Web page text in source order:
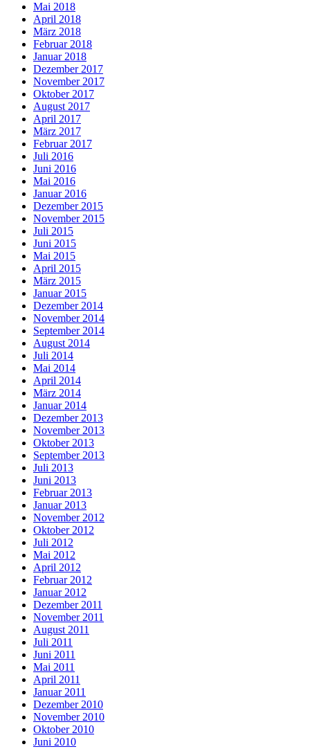
Mai 2018
April 2018
März 2018
Februar 2018
Januar 2018
Dezember 2017
November 2017
Oktober 2017
August 2017
April 2017
März 2017
Februar 2017
Juli 2016
Juni 2016
Mai 2016
Januar 2016
Dezember 2015
November 2015
Juli 2015
Juni 2015
Mai 2015
April 2015
März 2015
Januar 2015
Dezember 2014
November 2014
September 2014
August 2014
Juli 2014
Mai 2014
April 2014
März 2014
Januar 2014
Dezember 2013
November 2013
Oktober 2013
September 2013
Juli 2013
Juni 2013
Februar 2013
Januar 2013
November 2012
Oktober 2012
Juli 2012
Mai 2012
April 2012
Februar 2012
Januar 2012
Dezember 2011
November 2011
August 2011
Juli 2011
Juni 2011
Mai 2011
April 2011
Januar 2011
Dezember 2010
November 2010
Oktober 2010
Juni 2010